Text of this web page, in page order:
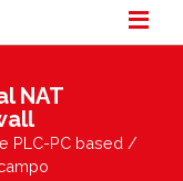
NAT
PLC-PC based /